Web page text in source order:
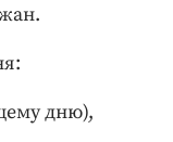
дню),